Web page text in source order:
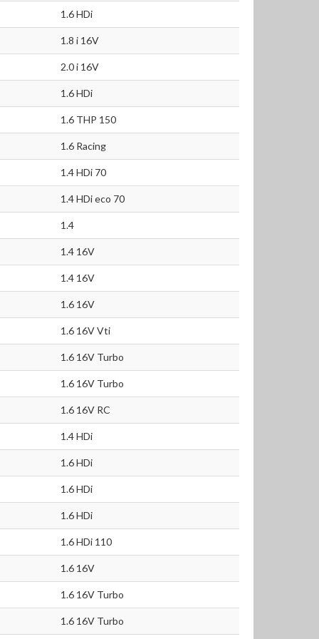
1.6 HDi
1.8 i 16V
2.0 i 16V
1.6 HDi
1.6 THP 150
1.6 Racing
1.4 HDi 70
1.4 HDi eco 70
1.4
1.4 16V
1.4 16V
1.6 16V
1.6 16V Vti
1.6 16V Turbo
1.6 16V Turbo
1.6 16V RC
1.4 HDi
1.6 HDi
1.6 HDi
1.6 HDi
1.6 HDi 110
1.6 16V
1.6 16V Turbo
1.6 16V Turbo